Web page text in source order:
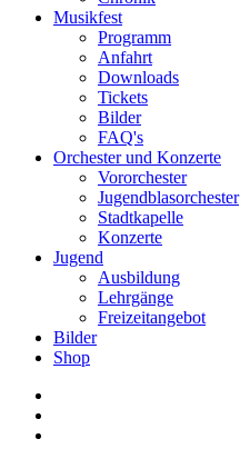
Musikfest
Programm
Anfahrt
Downloads
Tickets
Bilder
FAQ's
Orchester und Konzerte
Vororchester
Jugendblasorchester
Stadtkapelle
Konzerte
Jugend
Ausbildung
Lehrgänge
Freizeitangebot
Bilder
Shop